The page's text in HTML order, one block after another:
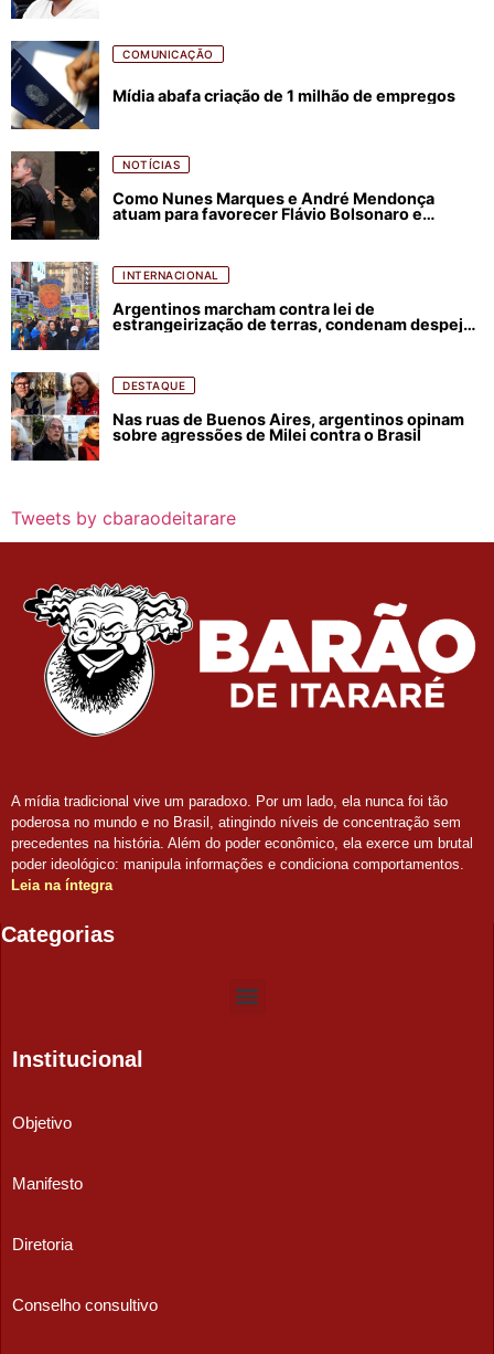
COMUNICAÇÃO
Mídia abafa criação de 1 milhão de empregos
NOTÍCIAS
Como Nunes Marques e André Mendonça
atuam para favorecer Flávio Bolsonaro e
INTERNACIONAL
Argentinos marcham contra lei de
estrangeirização de terras, condenam despejos
DESTAQUE
Nas ruas de Buenos Aires, argentinos opinam
sobre agressões de Milei contra o Brasil
Tweets by cbaraodeitarare
A mídia tradicional vive um paradoxo. Por um lado, ela nunca foi tão
poderosa no mundo e no Brasil, atingindo níveis de concentração sem
precedentes na história. Além do poder econômico, ela exerce um brutal
poder ideológico: manipula informações e condiciona comportamentos.
Leia na íntegra
Categorias
Institucional
Objetivo
Manifesto
Diretoria
Conselho consultivo